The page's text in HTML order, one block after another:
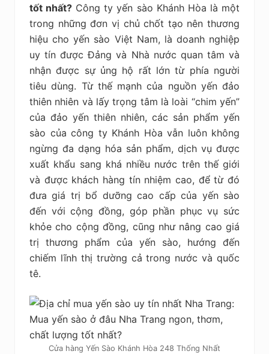
tốt nhất? Công ty yến sào Khánh Hòa là một
trong những đơn vị chủ chốt tạo nên thương
hiệu cho yến sào Việt Nam, là doanh nghiệp
uy tín được Đảng và Nhà nước quan tâm và
nhận được sự ủng hộ rất lớn từ phía người
tiêu dùng. Từ thế mạnh của nguồn yến đảo
thiên nhiên và lấy trọng tâm là loài “chim yến”
của đảo yến thiên nhiên, các sản phẩm yến
sào của công ty Khánh Hòa vẫn luôn không
ngừng đa dạng hóa sản phẩm, dịch vụ được
xuất khẩu sang khá nhiều nước trên thế giới
và được khách hàng tín nhiệm cao, để từ đó
đưa giá trị bổ dưỡng cao cấp của yến sào
đến với cộng đồng, góp phần phục vụ sức
khỏe cho cộng đồng, cũng như nâng cao giá
trị thương phẩm của yến sào, hướng đến
chiếm lĩnh thị trường cả trong nước và quốc
tê.
Cửa hàng Yến Sào Khánh Hòa 248 Thống Nhất